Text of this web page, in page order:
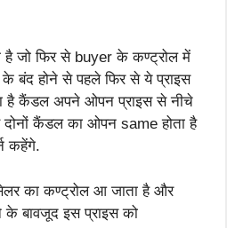
जो फिर से buyer के कण्ट्रोल में
बंद होने से पहले फिर से ये प्राइस
है कैंडल अपने ओपन प्राइस से नीचे
दोनों कैंडल का ओपन same होता है
कहेंगे.
का कण्ट्रोल आ जाता है और
बावजूद इस प्राइस को